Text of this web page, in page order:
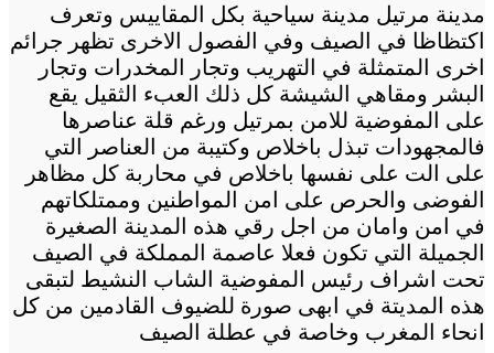
مدينة مرتيل مدينة سياحية بكل المقاييس وتعرف
اكتظاظا في الصيف وفي الفصول الاخرى تظهر جرائم
اخرى المتمثلة في التهريب وتجار المخدرات وتجار
البشر ومقاهي الشيشة كل ذلك العبء الثقيل يقع
على المفوضية للامن بمرتيل ورغم قلة عناصرها
فالمجهودات تبذل باخلاص وكتيبة من العناصر التي
على الت على نفسها باخلاص في محاربة كل مظاهر
الفوضى والحرص على امن المواطنين وممتلكاتهم
في امن وامان من اجل رقي هذه المدينة الصغيرة
الجميلة التي تكون فعلا عاصمة المملكة في الصيف
تحت اشراف رئيس المفوضية الشاب النشيط لتبقى
هذه المديتة في ابهى صورة للضيوف القادمين من كل
انحاء المغرب وخاصة في عطلة الصيف